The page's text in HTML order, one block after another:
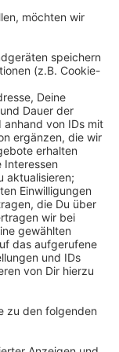
auch ein
ein Konzert
zahlreiche
Hüpfburg
haben